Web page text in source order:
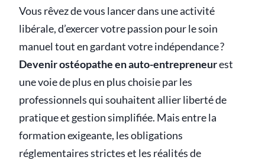
Vous rêvez de vous lancer dans une activité
libérale, d’exercer votre passion pour le soin
manuel tout en gardant votre indépendance ?
Devenir ostéopathe en auto-entrepreneurest
une voie de plus en plus choisie par les
professionnels qui souhaitent allier liberté de
pratique et gestion simplifiée. Mais entre la
formation exigeante, les obligations
réglementaires strictes et les réalités de